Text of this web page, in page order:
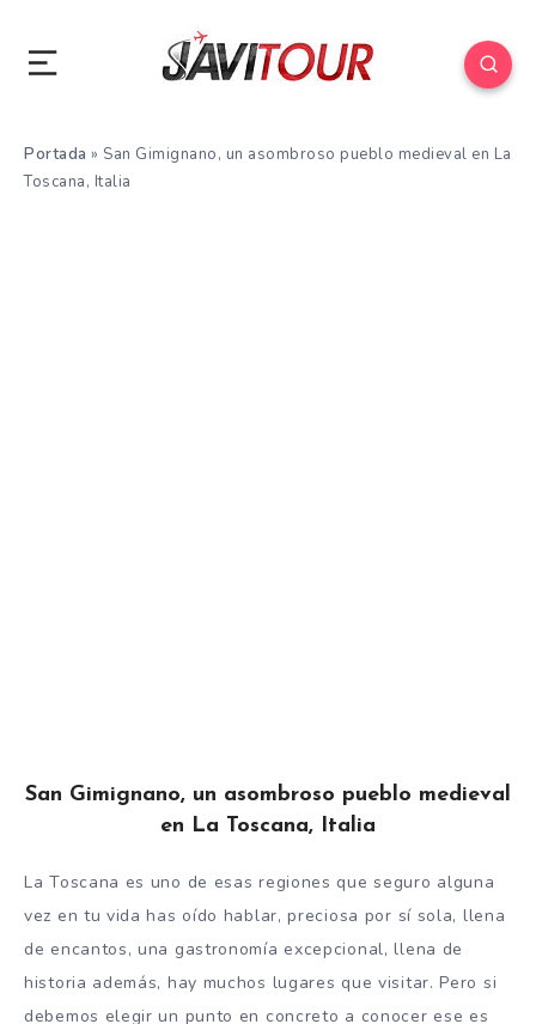
Portada » San Gimignano, un asombroso pueblo medieval en La
Toscana, Italia
San Gimignano, un asombroso pueblo medieval
en La Toscana, Italia
La Toscana es uno de esas regiones que seguro alguna
vez en tu vida has oído hablar, preciosa por sí sola, llena
de encantos, una gastronomía excepcional, llena de
historia además, hay muchos lugares que visitar. Pero si
debemos elegir un punto en concreto a conocer ese es